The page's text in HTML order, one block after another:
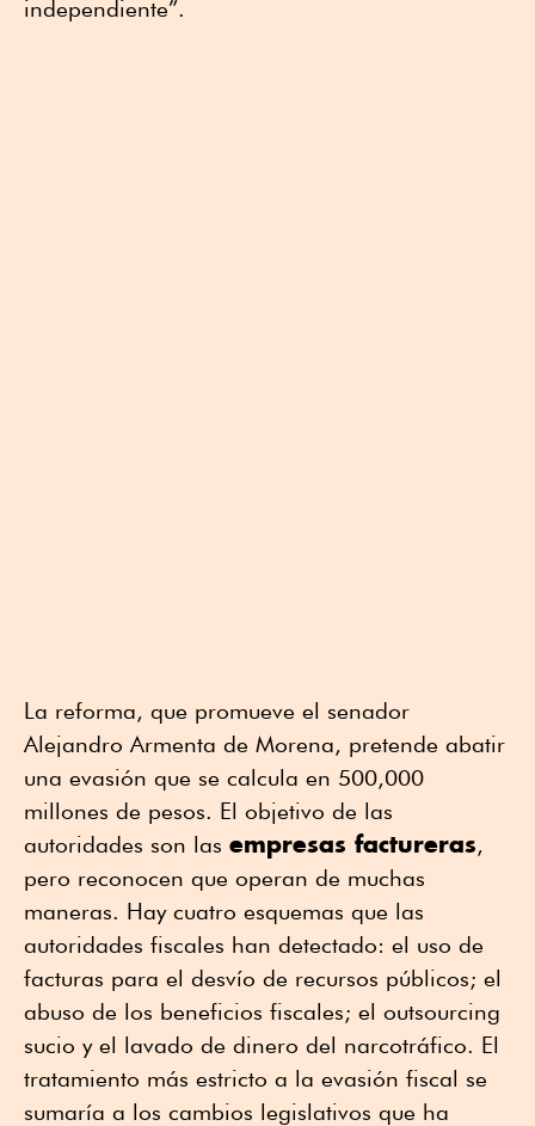
independiente”.
La reforma, que promueve el senador
Alejandro Armenta de Morena, pretende abatir
una evasión que se calcula en 500,000
millones de pesos. El objetivo de las
autoridades son las empresas factureras,
pero reconocen que operan de muchas
maneras. Hay cuatro esquemas que las
autoridades fiscales han detectado: el uso de
facturas para el desvío de recursos públicos; el
abuso de los beneficios fiscales; el outsourcing
sucio y el lavado de dinero del narcotráfico. El
tratamiento más estricto a la evasión fiscal se
sumaría a los cambios legislativos que ha